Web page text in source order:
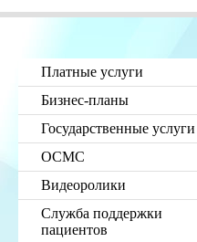
Платные услуги
Бизнес-планы
Государственные услуги
ОСМС
Видеоролики
Служба поддержки
пациентов